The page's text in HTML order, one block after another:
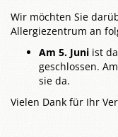
Wir möchten Sie
Allergiezentrum an
Am 5. Juni ist
geschlossen.
sie da.
Vielen Dank für Ihr